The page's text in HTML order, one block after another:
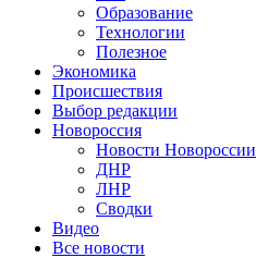
Образование
Технологии
Полезное
Экономика
Происшествия
Выбор редакции
Новороссия
Новости Новороссии
ДНР
ЛНР
Сводки
Видео
Все новости